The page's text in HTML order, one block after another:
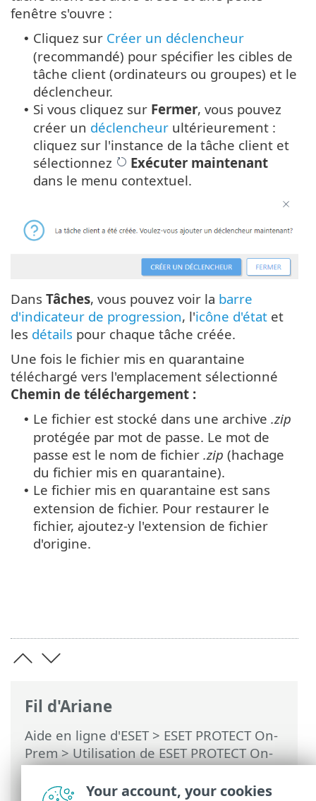
Fil d'Ariane
Aide en ligne d'ESET> ESET PROTECT On-
Prem>Utilisation de ESET PROTECT On-
Prem>ESET PROTECT On-Prem Menu
principal
>Tâches>Tâches client>
fenêtre s'ouvre :
• Cliquez sur Créer un déclencheur
(recommandé) pour spécifier les cibles de
tâche client (ordinateurs ou groupes) et le
déclencheur.
• Si vous cliquez sur Fermer, vous pouvez
créer un déclencheur ultérieurement :
cliquez sur l'instance de la tâche client et
sélectionnez
Exécuter maintenant
dans le menu contextuel.
Dans Tâches, vous pouvez voir la barre
d'indicateur de progression, l'icône d'état et
les détails pour chaque tâche créée.
Une fois le fichier mis en quarantaine
téléchargé vers l'emplacement sélectionné
Chemin de téléchargement :
• Le fichier est stocké dans une archive .zip
protégée par mot de passe. Le mot de
passe est le nom de fichier .zip (hachage
du fichier mis en quarantaine).
• Le fichier mis en quarantaine est sans
extension de fichier. Pour restaurer le
fichier, ajoutez-y l'extension de fichier
d'origine.
Your account, your cookies